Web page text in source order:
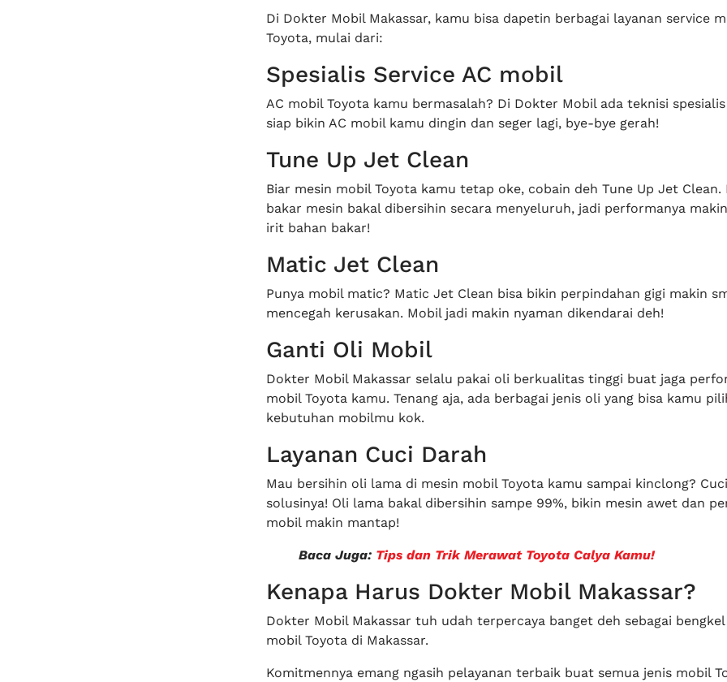
Di Dokter Mobil Makassar, kamu bisa dapetin berbagai layanan service
Toyota, mulai dari:
Spesialis Service AC mobil
AC mobil Toyota kamu bermasalah? Di Dokter Mobil ada teknisi spesialis
siap bikin AC mobil kamu dingin dan seger lagi, bye-bye gerah!
Tune Up Jet Clean
Biar mesin mobil Toyota kamu tetap oke, cobain deh Tune Up Jet Clean.
bakar mesin bakal dibersihin secara menyeluruh, jadi performanya
irit bahan bakar!
Matic Jet Clean
Punya mobil matic? Matic Jet Clean bisa bikin perpindahan gigi makin
mencegah kerusakan. Mobil jadi makin nyaman dikendarai deh!
Ganti Oli Mobil
Dokter Mobil Makassar selalu pakai oli berkualitas tinggi buat jaga
mobil Toyota kamu. Tenang aja, ada berbagai jenis oli yang bisa kamu
kebutuhan mobilmu kok.
Layanan Cuci Darah
Mau bersihin oli lama di mesin mobil Toyota kamu sampai kinclong?
solusinya! Oli lama bakal dibersihin sampe 99%, bikin mesin awet dan
mobil makin mantap!
Baca Juga: Tips dan Trik Merawat Toyota Calya Kamu!
Kenapa Harus Dokter Mobil Makassar?
Dokter Mobil Makassar tuh udah terpercaya banget deh sebagai bengkel
mobil Toyota di Makassar.
Komitmennya emang ngasih pelayanan terbaik buat semua jenis mobil